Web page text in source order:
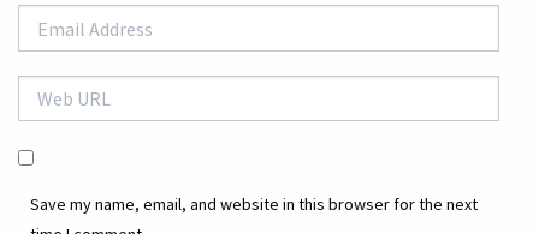
Save my name, email, and website in this browser for the next